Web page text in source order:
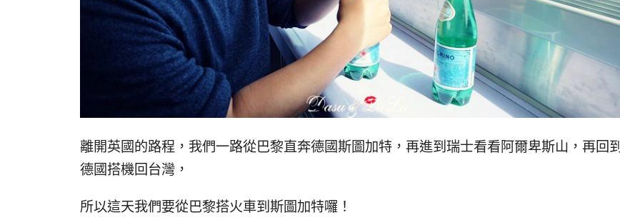
離開英國的路程，我們一路從巴黎直奔德國斯圖加特，再進到瑞士看看阿爾卑斯山，再回到
德國搭機回台灣，
所以這天我們要從巴黎搭火車到斯圖加特囉！